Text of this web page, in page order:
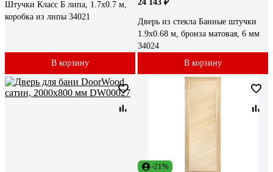
Штучки Класс Б липа, 1.7х0.7 м,
коробка из липы 34021
В корзину
24 143 ₽
Дверь из стекла Банные штучки
1.9x0.68 м, бронза матовая, 6 мм
34024
В корзину
-21%